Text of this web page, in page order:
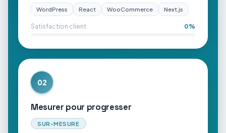
WordPress React WooCommerce Next.js
Satisfaction client 0%
02
Mesurer pour progresser
SUR-MESURE